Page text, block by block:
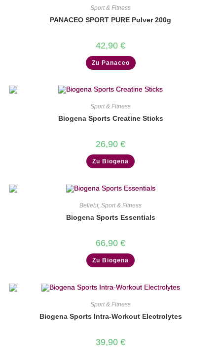
Sport & Fitness
PANACEO SPORT PURE Pulver 200g
42,90 €
Zu Panaceo
Sport & Fitness
Biogena Sports Creatine Sticks
26,90 €
Zu Biogena
Beliebt, Sport & Fitness
Biogena Sports Essentials
66,90 €
Zu Biogena
Sport & Fitness
Biogena Sports Intra-Workout Electrolytes
39,90 €